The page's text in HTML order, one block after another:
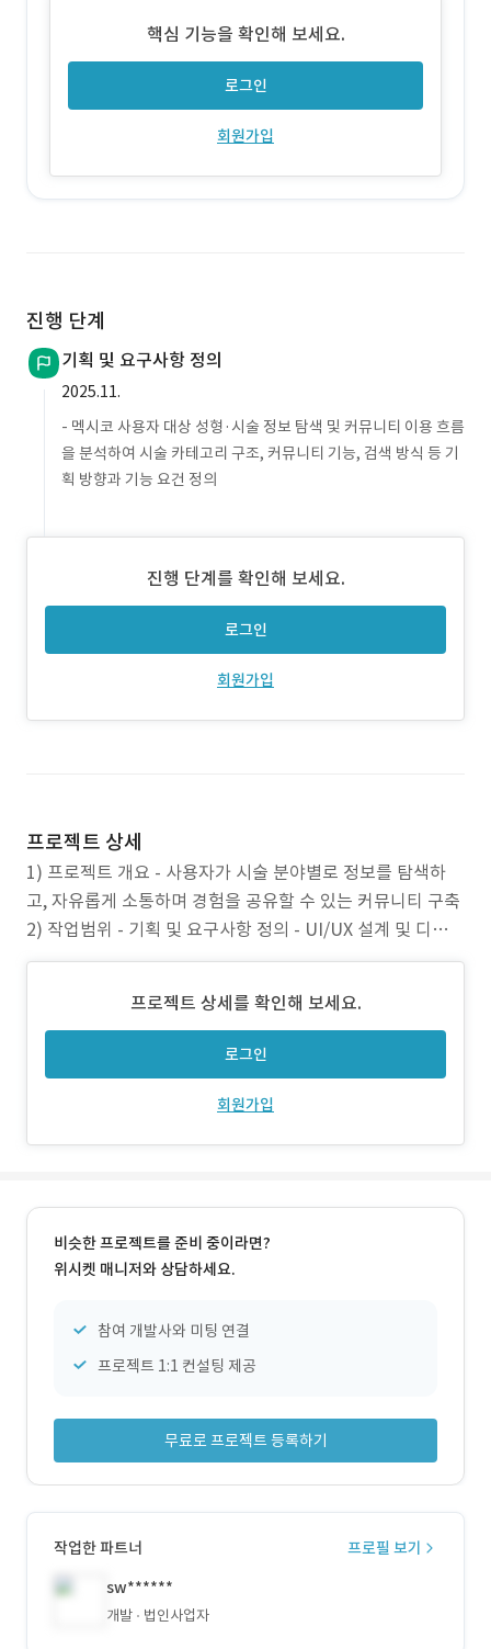
핵심 기능을 확인해 보세요.
로그인
회원가입
진행 단계
기획 및 요구사항 정의
2025.11.
- 멕시코 사용자 대상 성형·시술 정보 탐색 및 커뮤니티 이용 흐름
을 분석하여 시술 카테고리 구조, 커뮤니티 기능, 검색 방식 등 기
획 방향과 기능 요건 정의
진행 단계를 확인해 보세요.
로그인
회원가입
프로젝트 상세
1) 프로젝트 개요 - 사용자가 시술 분야별로 정보를 탐색하
고, 자유롭게 소통하며 경험을 공유할 수 있는 커뮤니티 구축
2) 작업범위 - 기획 및 요구사항 정의 - UI/UX 설계 및 디자인
- 퍼블리싱 프론트·백엔드 개발 - 서버 구축 관리자 페이지
커뮤니티 중심 서비스에 최적화된 정보 구조 설계 - 시술 카
프로젝트 상세를 확인해 보세요.
로그인
회원가입
비슷한 프로젝트를 준비 중이라면?
위시켓 매니저와 상담하세요.
참여 개발사와 미팅 연결
프로젝트 1:1 컨설팅 제공
무료로 프로젝트 등록하기
작업한 파트너
프로필 보기
sw******
개발 법인사업자